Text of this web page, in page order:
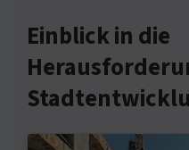
Einblick in die